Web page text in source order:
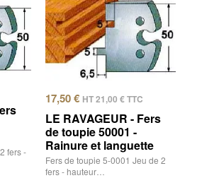
fers -
17,50€ HT21,00 €TTC
LE RAVAGEUR - Fers
de toupie 50001 -
Rainure et languette
Fers de toupie 5-0001 Jeu de 2
fers - hauteur…